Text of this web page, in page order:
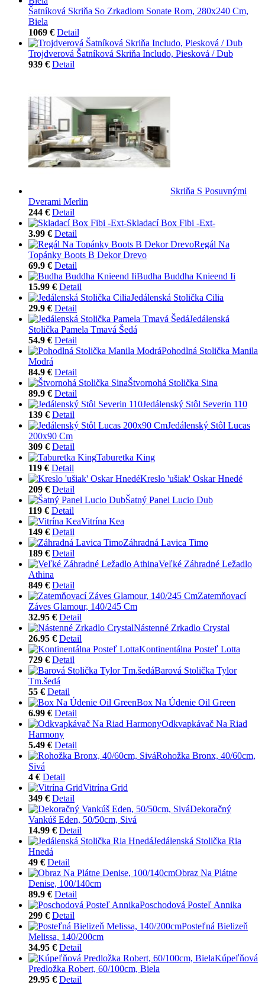
Šatníková Skriňa So Zrkadlom Sonate Rom, 280x240 Cm,
Biela
1069 € Detail
Trojdverová Šatníková Skriňa Includo, Piesková / Dub
939 € Detail
Skriňa S Posuvnými
Dverami Merlin
244 € Detail
Skladací Box Fibi -Ext-
3.99 € Detail
Regál Na
Topánky Boots B Dekor Drevo
69.9 € Detail
Budha Buddha Knieend Ii
15.99 € Detail
Jedálenská Stolička Cilia
29.9 € Detail
Jedálenská
Stolička Pamela Tmavá Šedá
54.9 € Detail
Pohodlná Stolička Manila
Modrá
84.9 € Detail
Štvornohá Stolička Sina
89.9 € Detail
Jedálenský Stôl Severin 110
139 € Detail
Jedálenský Stôl Lucas
200x90 Cm
309 € Detail
Taburetka King
119 € Detail
Kreslo 'ušiak' Oskar Hnedé
209 € Detail
Šatný Panel Lucio Dub
119 € Detail
Vitrína Kea
149 € Detail
Záhradná Lavica Timo
189 € Detail
Veľké Záhradné Ležadlo
Athina
849 € Detail
Zatemňovací
Záves Glamour, 140/245 Cm
32.95 € Detail
Nástenné Zrkadlo Crystal
26.95 € Detail
Kontinentálna Posteľ Lotta
729 € Detail
Barová Stolička Tylor
Tm.šedá
55 € Detail
Box Na Údenie Oil Green
6.99 € Detail
Odkvapkávač Na Riad
Harmony
5.49 € Detail
Rohožka Bronx, 40/60cm,
Sivá
4 € Detail
Vitrína Grid
349 € Detail
Dekoračný
Vankúš Eden, 50/50cm, Sivá
14.99 € Detail
Jedálenská Stolička Ria
Hnedá
49 € Detail
Obraz Na Plátne
Denise, 100/140cm
89.9 € Detail
Poschodová Posteľ Annika
299 € Detail
Posteľná Bielizeň
Melissa, 140/200cm
34.95 € Detail
Kúpeľňová
Predložka Robert, 60/100cm, Biela
29.95 € Detail